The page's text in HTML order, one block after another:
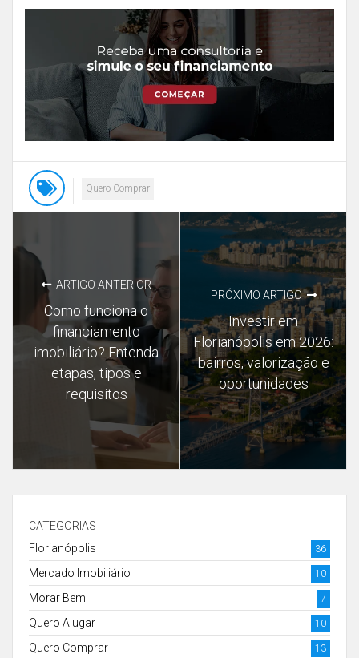
Quero Comprar
ARTIGO ANTERIOR
Como funciona o
financiamento
imobiliário? Entenda
etapas, tipos e
requisitos
PRÓXIMO ARTIGO
Investir em
Florianópolis em 2026:
bairros, valorização e
oportunidades
CATEGORIAS
Florianópolis
36
Mercado Imobiliário 10
Morar Bem 7
Quero Alugar 10
Quero Comprar 13